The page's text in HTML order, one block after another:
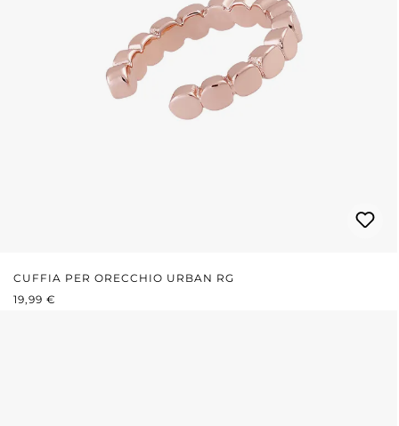
CUFFIA PER ORECCHIO URBAN RG
PREZZO NORMALE:
19,99 €